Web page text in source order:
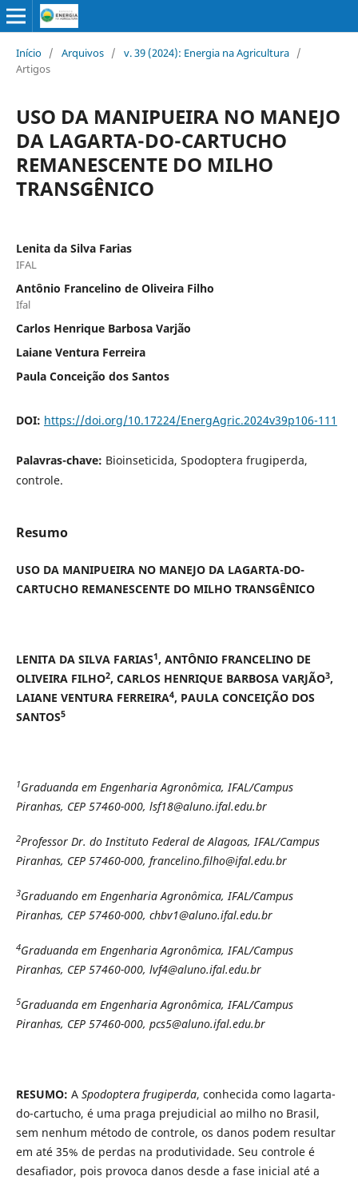
Início / Arquivos / v. 39 (2024): Energia na Agricultura /
Artigos
USO DA MANIPUEIRA NO MANEJO
DA LAGARTA-DO-CARTUCHO
REMANESCENTE DO MILHO
TRANSGÊNICO
Lenita da Silva Farias
IFAL
Antônio Francelino de Oliveira Filho
Ifal
Carlos Henrique Barbosa Varjão
Laiane Ventura Ferreira
Paula Conceição dos Santos
DOI: https://doi.org/10.17224/EnergAgric.2024v39p106-111
Palavras-chave: Bioinseticida, Spodoptera frugiperda,
controle.
Resumo
USO DA MANIPUEIRA NO MANEJO DA LAGARTA-DO-
CARTUCHO REMANESCENTE DO MILHO TRANSGÊNICO
LENITA DA SILVA FARIAS1, ANTÔNIO FRANCELINO DE
OLIVEIRA FILHO2, CARLOS HENRIQUE BARBOSA VARJÃO3,
LAIANE VENTURA FERREIRA4, PAULA CONCEIÇÃO DOS
SANTOS5
1Graduanda em Engenharia Agronômica, IFAL/Campus
Piranhas, CEP 57460-000, lsf18@aluno.ifal.edu.br
2Professor Dr. do Instituto Federal de Alagoas, IFAL/Campus
Piranhas, CEP 57460-000, francelino.filho@ifal.edu.br
3Graduando em Engenharia Agronômica, IFAL/Campus
Piranhas, CEP 57460-000, chbv1@aluno.ifal.edu.br
4Graduanda em Engenharia Agronômica, IFAL/Campus
Piranhas, CEP 57460-000, lvf4@aluno.ifal.edu.br
5Graduanda em Engenharia Agronômica, IFAL/Campus
Piranhas, CEP 57460-000, pcs5@aluno.ifal.edu.br
RESUMO: A Spodoptera frugiperda, conhecida como lagarta-
do-cartucho, é uma praga prejudicial ao milho no Brasil,
sem nenhum método de controle, os danos podem resultar
em até 35% de perdas na produtividade. Seu controle é
desafiador, pois provoca danos desde a fase inicial até a